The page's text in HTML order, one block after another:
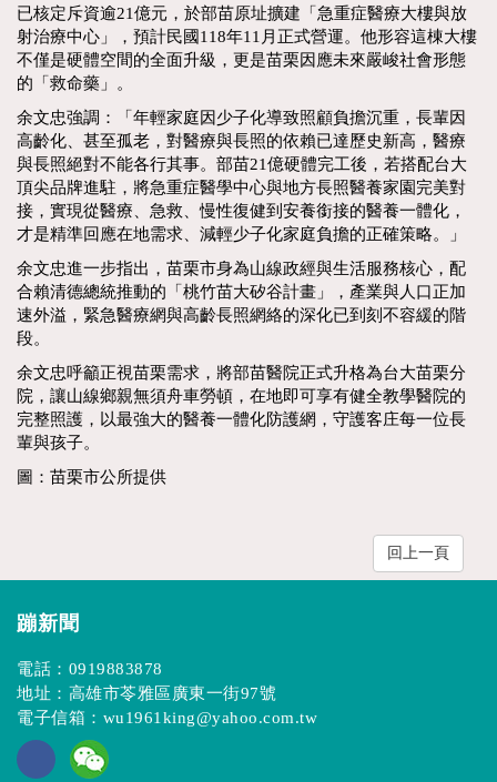
已核定斥資逾21億元，於部苗原址擴建「急重症醫療大樓與放
射治療中心」，預計民國118年11月正式營運。他形容這棟大樓
不僅是硬體空間的全面升級，更是苗栗因應未來嚴峻社會形態
的「救命藥」。
余文忠強調：「年輕家庭因少子化導致照顧負擔沉重，長輩因
高齡化、甚至孤老，對醫療與長照的依賴已達歷史新高，醫療
與長照絕對不能各行其事。部苗21億硬體完工後，若搭配台大
頂尖品牌進駐，將急重症醫學中心與地方長照醫養家園完美對
接，實現從醫療、急救、慢性復健到安養銜接的醫養一體化，
才是精準回應在地需求、減輕少子化家庭負擔的正確策略。」
余文忠進一步指出，苗栗市身為山線政經與生活服務核心，配
合賴清德總統推動的「桃竹苗大矽谷計畫」，產業與人口正加
速外溢，緊急醫療網與高齡長照網絡的深化已到刻不容緩的階
段。
余文忠呼籲正視苗栗需求，將部苗醫院正式升格為台大苗栗分
院，讓山線鄉親無須舟車勞頓，在地即可享有健全教學醫院的
完整照護，以最強大的醫養一體化防護網，守護客庄每一位長
輩與孩子。
圖：苗栗市公所提供
回上一頁
蹦新聞
電話： 0919883878
地址：高雄市苓雅區廣東一街97號
電子信箱： wu1961king@yahoo.com.tw